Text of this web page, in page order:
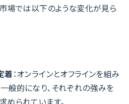
場では以下のような変化が見ら
着：オンラインとオフラインを組み
般的になり、それぞれの強みを